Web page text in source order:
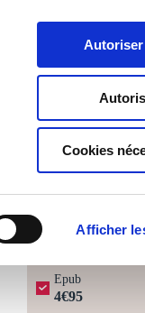
Afficher
Cookies
Connexion
⏱️
Epub
4€95